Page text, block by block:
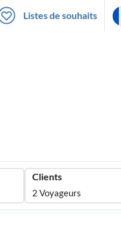
Listes de souhaits
Clients
2 Voyageurs